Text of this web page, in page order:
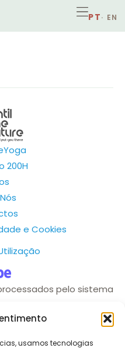
usamos tecnologias
200H
e Cookies
pelo sistema
de utilizadores e